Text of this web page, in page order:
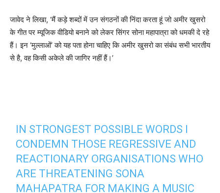
जावेद ने लिखा, ‘मैं कड़े शब्दों में उन संगठनों की निंदा करता हूं जो अमीर खुसरो
के गीत पर म्यूजिक वीडियो बनाने को लेकर सिंगर सोना महापात्रा को धमकी दे रहे
हैं। इन ‘मुल्लाओं’ को यह पता होना चाहिए कि अमीर खुसरो का संबंध सभी भारतीय
से है, वह किसी अकेले की जागिर नहीं हैं।’
IN STRONGEST POSSIBLE WORDS I
CONDEMN THOSE REGRESSIVE AND
REACTIONARY ORGANISATIONS WHO
ARE THREATENING SONA
MAHAPATRA FOR MAKING A MUSIC